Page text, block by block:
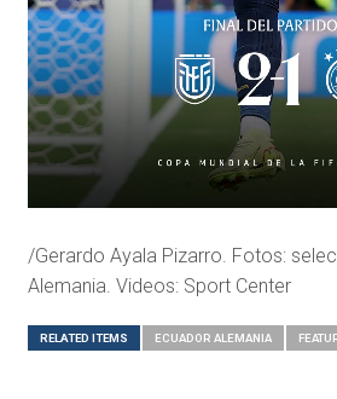
/Gerardo Ayala Pizarro. Fotos:
Alemania. Videos: Sport Center
RELATED ITEMS ECUADOR ALEMANIA